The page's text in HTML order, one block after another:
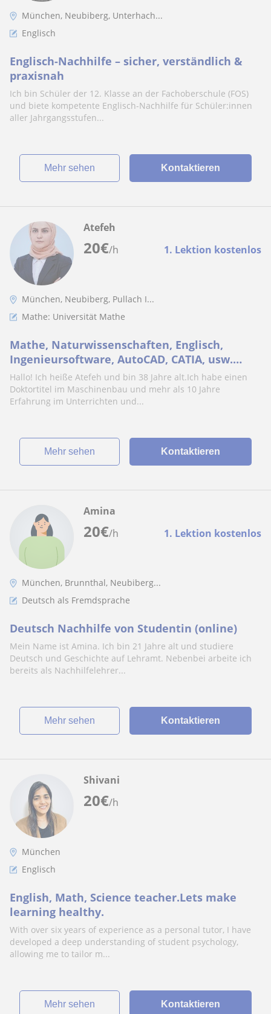
München, Neubiberg, Unterhach...
Englisch
Englisch-Nachhilfe – sicher, verständlich &
praxisnah
Ich bin Schüler der 12. Klasse an der Fachoberschule (FOS)
und biete kompetente Englisch-Nachhilfe für Schüler:innen
aller Jahrgangsstufen...
Mehr sehen Kontaktieren
20€/h 1. Lektion kostenlos
Atefeh
München, Neubiberg, Pullach I...
Mathe: Universität Mathe
Mathe, Naturwissenschaften, Englisch,
Ingenieursoftware, AutoCAD, CATIA, usw.
verständlich erklärt – Lernen mit Spaß
Hallo! Ich heiße Atefeh und bin 38 Jahre alt.Ich habe einen
Doktortitel im Maschinenbau und mehr als 10 Jahre
Erfahrung im Unterrichten und...
Mehr sehen Kontaktieren
20€/h 1. Lektion kostenlos
Amina
München, Brunnthal, Neubiberg...
Deutsch als Fremdsprache
Deutsch Nachhilfe von Studentin (online)
Mein Name ist Amina. Ich bin 21 Jahre alt und studiere
Deutsch und Geschichte auf Lehramt. Nebenbei arbeite ich
bereits als Nachhilfelehrer...
Mehr sehen Kontaktieren
20€/h
Shivani
München
Englisch
English, Math, Science teacher.Lets make
learning healthy.
With over six years of experience as a personal tutor, I have
developed a deep understanding of student psychology,
allowing me to tailor m...
Mehr sehen Kontaktieren